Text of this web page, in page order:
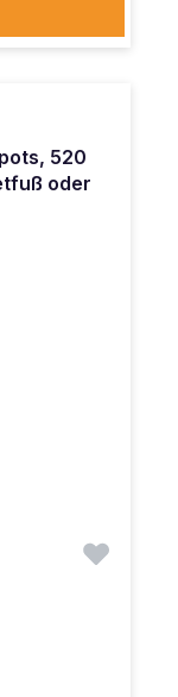
520
oder